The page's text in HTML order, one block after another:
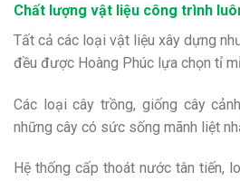
Chất lượng vật liệu công trình
Tất cả các loại vật liệu xây dựng
đều được Hoàng Phúc lựa chọn tỉ mỉ
Các loại cây trồng, giống cây
những cây có sức sống mãnh liệt
Hệ thống cấp thoát nước tân tiến,